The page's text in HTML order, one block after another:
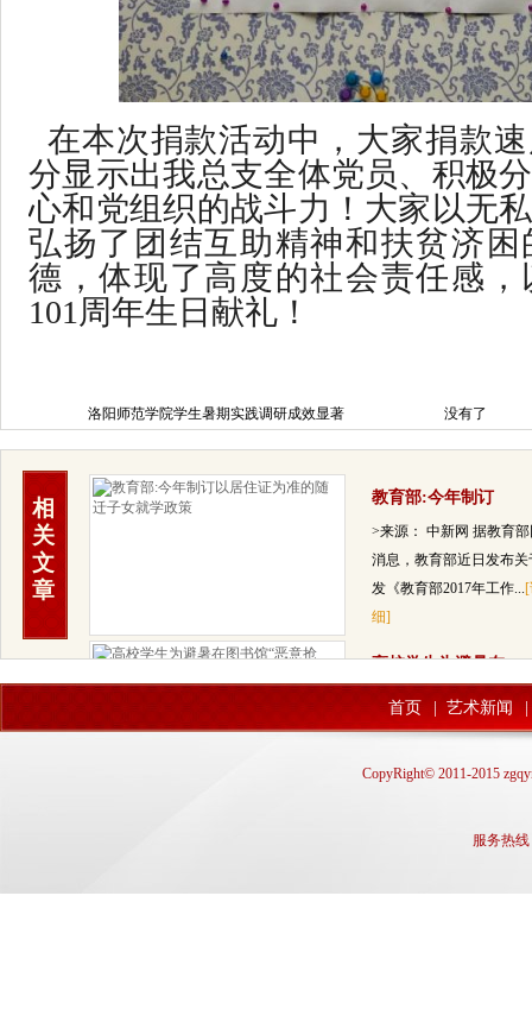
在本次捐款活动中，大家捐款
分显示出我总支全体党员、积极
心和党组织的战斗力！大家以无
弘扬了团结互助精神和扶贫济
德，体现了高度的社会责任感
101周年生日献礼！
洛阳师范学院学生暑期实践调研成效显著 没有了
相
关
文
章
教育部:今年制订
>来源： 中新网 据教育
消息，教育部近日发布关
发《教育部2017年工作...
细]
高校学生为避暑在
> 随着气温的上升和期末
来临，安装空调的图书馆
处，...[详细]
作，能不能找到满意的工作？
首页 艺术新闻 |
CopyRight© 2011-2015
服务热线